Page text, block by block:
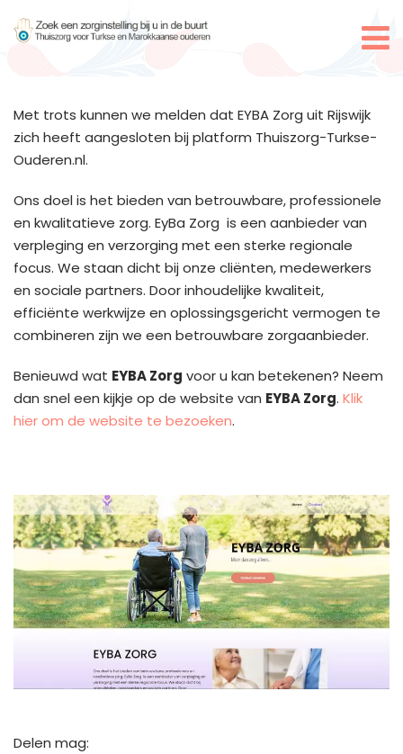
Met trots kunnen we melden dat EYBA Zorg uit Rijswijk
zich heeft aangesloten bij platform Thuiszorg-Turkse-
Ouderen.nl.
Ons doel is het bieden van betrouwbare, professionele
en kwalitatieve zorg. EyBa Zorg is een aanbieder van
verpleging en verzorging met een sterke regionale
focus. We staan dicht bij onze cliënten, medewerkers
en sociale partners. Door inhoudelijke kwaliteit,
efficiënte werkwijze en oplossingsgericht vermogen te
combineren zijn we een betrouwbare zorgaanbieder.
Benieuwd wat EYBA Zorg voor u kan betekenen? Neem
dan snel een kijkje op de website van EYBA Zorg. Klik
hier om de website te bezoeken.
Delen mag: